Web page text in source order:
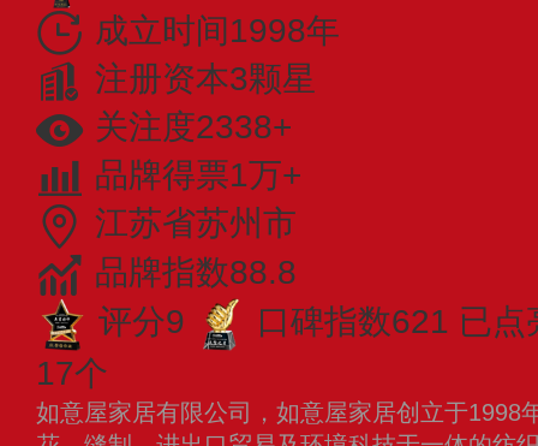
成立时间1998年
注册资本3颗星
关注度2338+
品牌得票1万+
江苏省苏州市
品牌指数88.8
评分9
口碑指数621 已点
17个
如意屋家居有限公司，如意屋家居创立于1998